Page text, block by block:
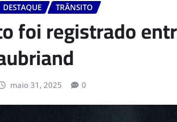
DESTAQUE TRÂNSITO
foi registrado
maio 31, 2025 0